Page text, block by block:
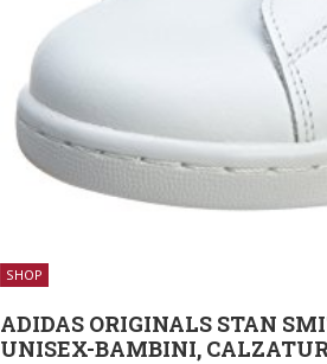
SHOP
ADIDAS ORIGINALS STAN
UNISEX-BAMBINI,